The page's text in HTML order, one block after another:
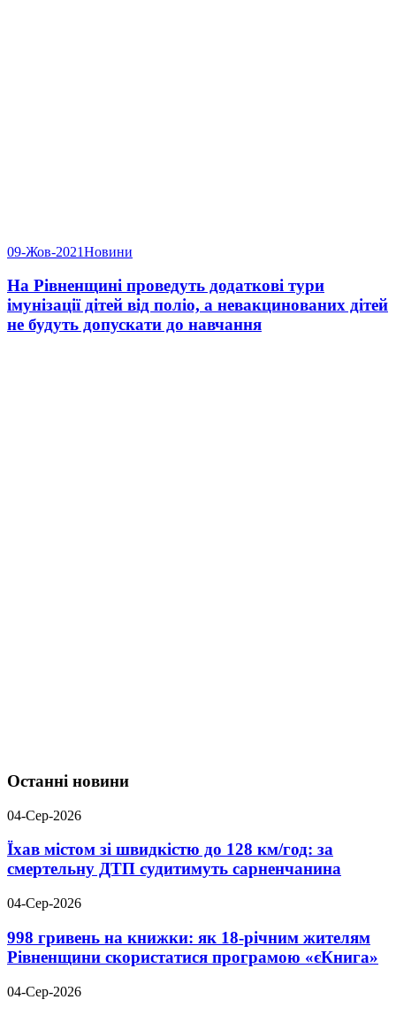
09-Жов-2021Новини
На Рівненщині проведуть додаткові тури
імунізації дітей від поліо, а невакцинованих дітей
не будуть допускати до навчання
Останні новини
04-Сер-2026
Їхав містом зі швидкістю до 128 км/год: за
смертельну ДТП судитимуть сарненчанина
04-Сер-2026
998 гривень на книжки: як 18-річним жителям
Рівненщини скористатися програмою «єКнига»
04-Сер-2026